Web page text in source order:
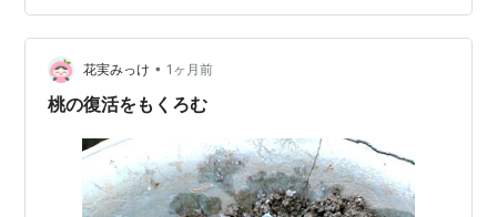
でみかけて「名前はなんだろう・・・」と気になってい
たお花偶然みつけることができて、ラッキーでした 家の
周りで咲いていたら、ナチュラルな雰囲気でかわいいだ
ろうなって・・・ 昼咲月見草 風にそよ…
花実みっけ • 1ヶ月前
桃の復活をもくろむ